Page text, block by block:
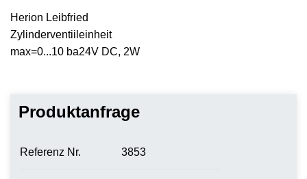
Herion Leibfried
Zylinderventiileinheit
max=0...10 ba24V DC, 2W
Produktanfrage
Referenz Nr. 3853